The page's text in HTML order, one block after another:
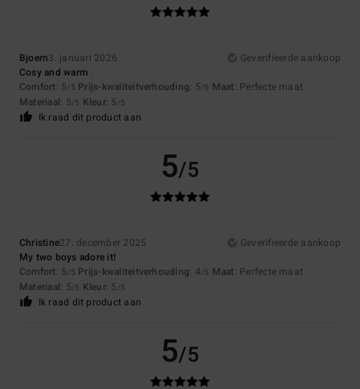
Bjoern3. januari 2026
Geverifieerde aankoop
Cosy and warm
Comfort: 5/5 Prijs-kwaliteitverhouding: 5/5 Maat: Perfecte maat
Materiaal: 5/5 Kleur: 5 /5
Ik raad dit product aan
5/5
Christine27. december 2025
Geverifieerde aankoop
My two boys adore it!
Comfort: 5/5 Prijs-kwaliteitverhouding: 4/5 Maat: Perfecte maat
Materiaal: 5/5 Kleur: 5 /5
Ik raad dit product aan
5/5